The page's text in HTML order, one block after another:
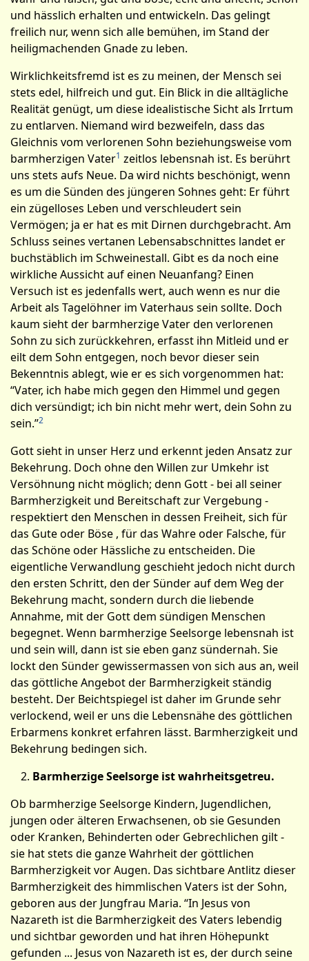
und hässlich erhalten und entwickeln. Das gelingt
freilich nur, wenn sich alle bemühen, im Stand der
heiligmachenden Gnade zu leben.
Wirklichkeitsfremd ist es zu meinen, der Mensch sei
stets edel, hilfreich und gut. Ein Blick in die alltägliche
Realität genügt, um diese idealistische Sicht als Irrtum
zu entlarven. Niemand wird bezweifeln, dass das
Gleichnis vom verlorenen Sohn bezie­hungsweise vom
barmherzigen Vater1 zeitlos lebensnah ist. Es berührt
uns stets aufs Neue. Da wird nichts beschönigt, wenn
es um die Sünden des jüngeren Sohnes geht: Er führt
ein zügelloses Leben und verschleudert sein
Vermögen; ja er hat es mit Dirnen durchgebracht. Am
Schlu­ss seines vertanen Lebensabschnittes landet er
buchstäblich im Schweinestall. Gibt es da noch eine
wirkliche Aussicht auf einen Neuanfang? Einen
Versuch ist es jedenfalls wert, auch wenn es nur die
Arbeit als Tagelöhner im Vaterhaus sein sollte. Doch
kaum sieht der barmherzige Vater den verlorenen
Sohn zu sich zurückkehren, erfasst ihn Mitleid und er
eilt dem Sohn entgegen, noch bevor dieser sein
Bekenntnis ablegt, wie er es sich vorgenommen hat:
“Vater, ich habe mich gegen den Himmel und gegen
dich versündigt; ich bin nicht mehr wert, dein Sohn zu
sein.”2
Gott sieht in unser Herz und erkennt jeden Ansatz zur
Bekehrung. Doch ohne den Willen zur Umkehr ist
Versöhnung nicht möglich; denn Gott - bei all seiner
Barmherzigkeit und Bereitschaft zur Vergebung -
respektiert den Menschen in dessen Freiheit, sich für
das Gute oder Böse , für das Wahre oder Falsche, für
das Schöne oder Hässliche zu entscheiden. Die
eigentliche Verwandlung geschieht jedoch nicht durch
den ersten Schrit­t, den der Sünder auf dem Weg der
Bekehrung macht, sondern durch die liebende
Annahme, mit der Gott dem sündigen Menschen
begegnet. Wenn barmherzige Seelsorge lebensnah ist
und sein will, dann ist sie eben ganz sündernah. Sie
lockt den Sünder gewissermassen von sich aus an, weil
das göttliche Angebot der Barmherzigkeit ständig
besteht. Der Beichtspiegel ist daher im Grunde sehr
verlockend, weil er uns die Lebensnähe des göttlichen
Erbarmens konkret erfahren lässt. Barmherzigkeit und
Bekehrung bedingen sich.
Barmherzige Seelsorge ist wahrheitsgetreu.
Ob barmherzige Seelsorge Kindern, Jugendlichen,
jungen oder älteren Erwachsenen, ob sie Gesunden
oder Kranken, Behinderten oder Gebrechlichen gilt -
sie hat stets die ganze Wahrheit der göttlichen
Barmherzigkeit vor Augen. Das sichtbare Antlitz dieser
Barmherzigkeit des himmlischen Vaters ist der Sohn,
geboren aus der Jungfrau Maria. “In Jesus von
Nazareth ist die Barmherzigkeit des Vaters lebendig
und sichtbar geworden und hat ihren Höhepunkt
gefunden ... Jesus von Nazareth ist es, der durch seine